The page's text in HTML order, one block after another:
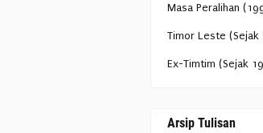
Masa Peralihan
Timor Leste (Sejak
Ex-Timtim (Sejak
Arsip Tulisan